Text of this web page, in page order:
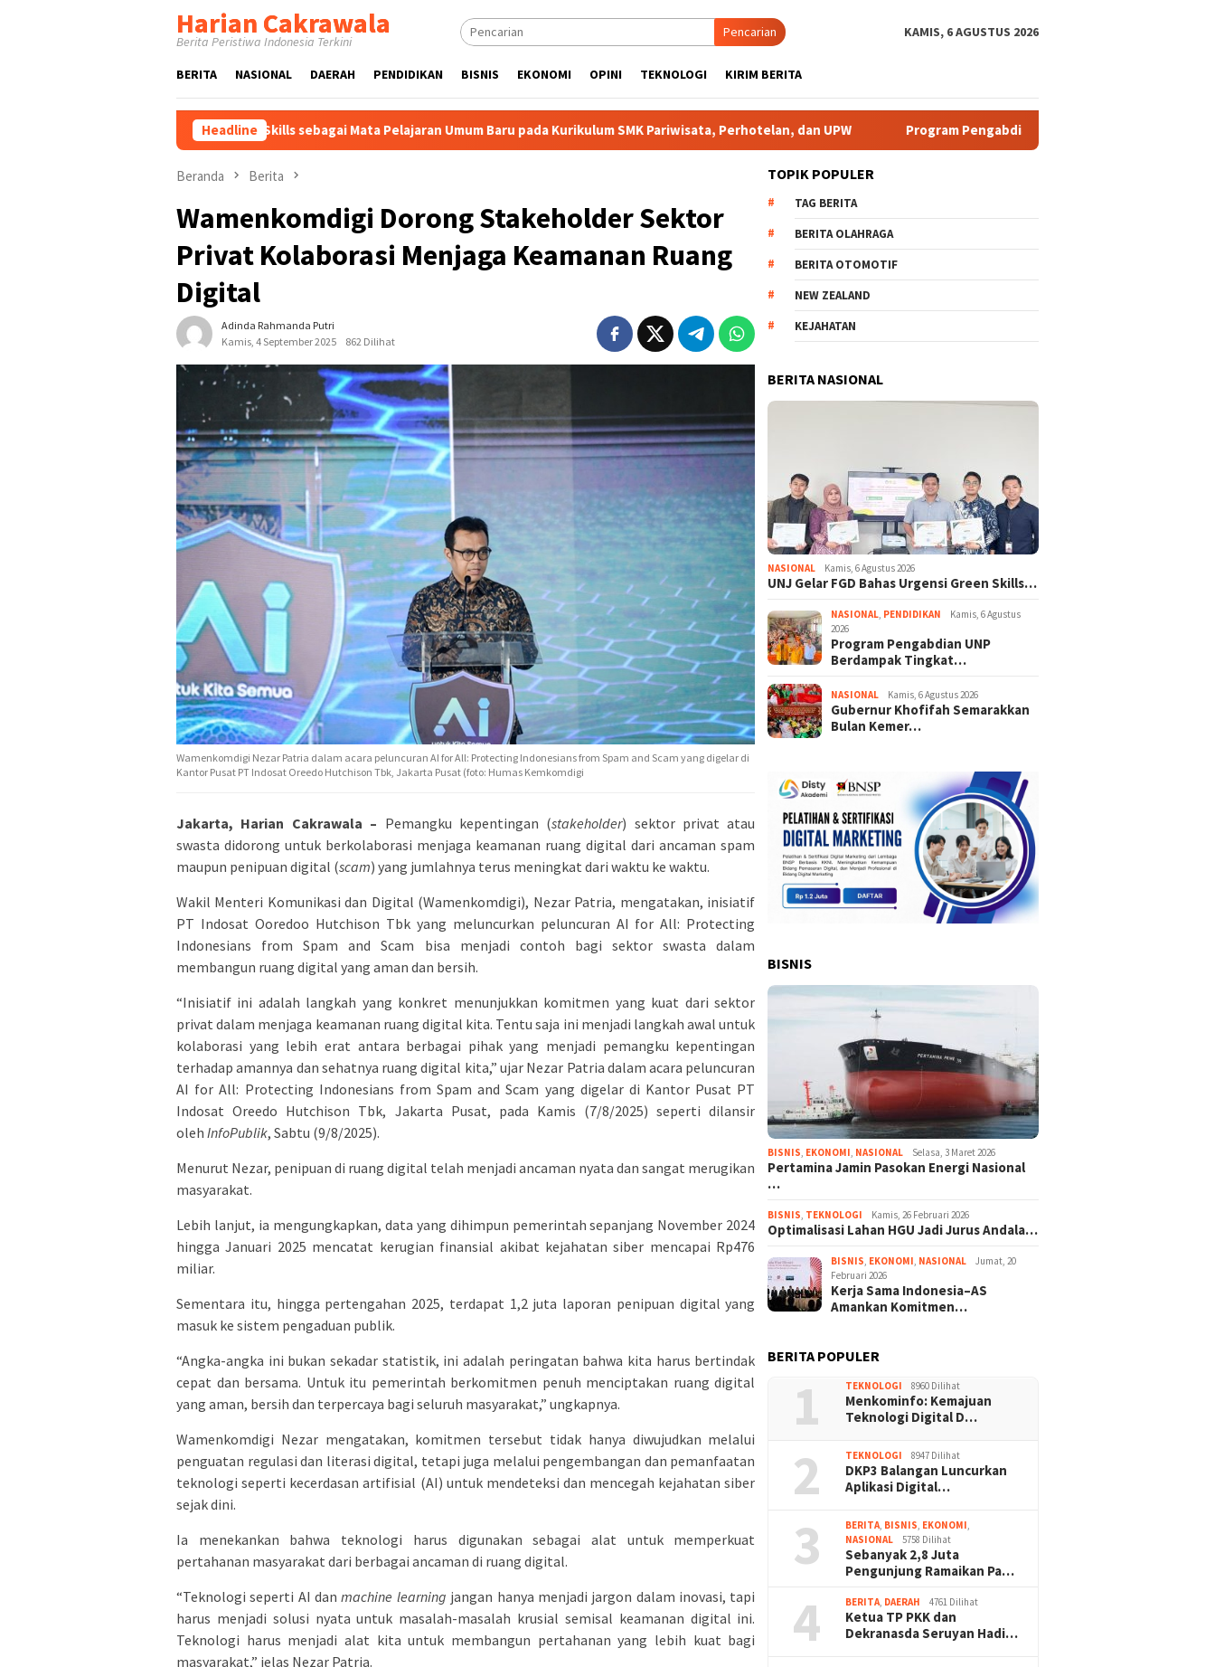
Harian Cakrawala
Berita Peristiwa Indonesia Terkini
Pencarian KAMIS, 6 AGUSTUS 2026
BERITA NASIONAL DAERAH PENDIDIKAN BISNIS EKONOMI OPINI TEKNOLOGI KIRIM BERITA
Headline
Bahas Urgensi Green Skills sebagai Mata Pelajaran Umum Baru pada Kurikulum SMK Pariwisata, Perhotelan, dan UPW Program Pengabdian UNP Berdampak Tingkatkan Kompetensi Guru
Beranda Berita
Wamenkomdigi Dorong Stakeholder Sektor
Privat Kolaborasi Menjaga Keamanan Ruang
Digital
Adinda Rahmanda Putri
Kamis, 4 September 2025
862 Dilihat
Wamenkomdigi Nezar Patria dalam acara peluncuran AI for All: Protecting Indonesians from Spam and Scam yang digelar di
Kantor Pusat PT Indosat Oreedo Hutchison Tbk, Jakarta Pusat (foto: Humas Kemkomdigi
Jakarta, Harian Cakrawala – Pemangku kepentingan (stakeholder) sektor privat atau
swasta didorong untuk berkolaborasi menjaga keamanan ruang digital dari ancaman spam
maupun penipuan digital (scam) yang jumlahnya terus meningkat dari waktu ke waktu.
Wakil Menteri Komunikasi dan Digital (Wamenkomdigi), Nezar Patria, mengatakan, inisiatif
PT Indosat Ooredoo Hutchison Tbk yang meluncurkan peluncuran AI for All: Protecting
Indonesians from Spam and Scam bisa menjadi contoh bagi sektor swasta dalam
membangun ruang digital yang aman dan bersih.
“Inisiatif ini adalah langkah yang konkret menunjukkan komitmen yang kuat dari sektor
privat dalam menjaga keamanan ruang digital kita. Tentu saja ini menjadi langkah awal untuk
kolaborasi yang lebih erat antara berbagai pihak yang menjadi pemangku kepentingan
terhadap amannya dan sehatnya ruang digital kita,” ujar Nezar Patria dalam acara peluncuran
AI for All: Protecting Indonesians from Spam and Scam yang digelar di Kantor Pusat PT
Indosat Oreedo Hutchison Tbk, Jakarta Pusat, pada Kamis (7/8/2025) seperti dilansir
oleh InfoPublik, Sabtu (9/8/2025).
Menurut Nezar, penipuan di ruang digital telah menjadi ancaman nyata dan sangat merugikan
masyarakat.
Lebih lanjut, ia mengungkapkan, data yang dihimpun pemerintah sepanjang November 2024
hingga Januari 2025 mencatat kerugian finansial akibat kejahatan siber mencapai Rp476
miliar.
Sementara itu, hingga pertengahan 2025, terdapat 1,2 juta laporan penipuan digital yang
masuk ke sistem pengaduan publik.
“Angka-angka ini bukan sekadar statistik, ini adalah peringatan bahwa kita harus bertindak
cepat dan bersama. Untuk itu pemerintah berkomitmen penuh menciptakan ruang digital
yang aman, bersih dan terpercaya bagi seluruh masyarakat,” ungkapnya.
Wamenkomdigi Nezar mengatakan, komitmen tersebut tidak hanya diwujudkan melalui
penguatan regulasi dan literasi digital, tetapi juga melalui pengembangan dan pemanfaatan
teknologi seperti kecerdasan artifisial (AI) untuk mendeteksi dan mencegah kejahatan siber
sejak dini.
Ia menekankan bahwa teknologi harus digunakan sebagai alat untuk memperkuat
pertahanan masyarakat dari berbagai ancaman di ruang digital.
“Teknologi seperti AI danmachine learning jangan hanya menjadi jargon dalam inovasi, tapi
harus menjadi solusi nyata untuk masalah-masalah krusial semisal keamanan digital ini.
Teknologi harus menjadi alat kita untuk membangun pertahanan yang lebih kuat bagi
masyarakat,” jelas Nezar Patria.
TOPIK POPULER
TAG BERITA
BERITA OLAHRAGA
BERITA OTOMOTIF
NEW ZEALAND
KEJAHATAN
BERITA NASIONAL
NASIONAL Kamis, 6 Agustus 2026
UNJ Gelar FGD Bahas Urgensi Green Skills…
NASIONAL PENDIDIKAN
Kamis, 6 Agustus
2026
Program Pengabdian UNP
Berdampak Tingkat…
NASIONAL Kamis, 6 Agustus 2026
Gubernur Khofifah Semarakkan
Bulan Kemer…
BISNIS
BISNIS, EKONOMI, NASIONAL Selasa, 3 Maret 2026
Pertamina Jamin Pasokan Energi Nasional
…
BISNIS, TEKNOLOGI Kamis, 26 Februari 2026
Optimalisasi Lahan HGU Jadi Jurus Andala…
BISNIS, EKONOMI, NASIONAL
Jumat, 20
Februari 2026
Kerja Sama Indonesia–AS
Amankan Komitmen…
BERITA POPULER
1 TEKNOLOGI 8960 Dilihat
Menkominfo: Kemajuan
Teknologi Digital D…
2 TEKNOLOGI 8947 Dilihat
DKP3 Balangan Luncurkan
Aplikasi Digital…
3 BERITA, BISNIS, EKONOMI,
NASIONAL
5758 Dilihat
Sebanyak 2,8 Juta
Pengunjung Ramaikan Pa…
4 BERITA, DAERAH 4761 Dilihat
Ketua TP PKK dan
Dekranasda Seruyan Hadi…